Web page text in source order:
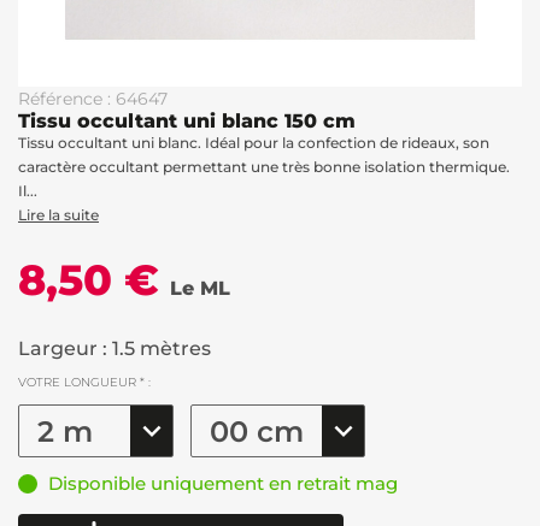
Référence : 64647
Tissu occultant uni blanc 150 cm
Tissu occultant uni blanc. Idéal pour la confection de rideaux, son
caractère occultant permettant une très bonne isolation thermique.
Il...
Lire la suite
8,50 € Le ML
Largeur : 1.5 mètres
VOTRE LONGUEUR * :
Disponible uniquement en retrait mag